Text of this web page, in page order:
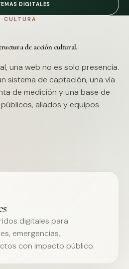
DIGITALES
CULTURA
de acción cultural.
una web no es solo presencia.
sistema de captación, una vía
de medición y una base de
aliados y equipos
digitales para
emergencias,
con impacto público.